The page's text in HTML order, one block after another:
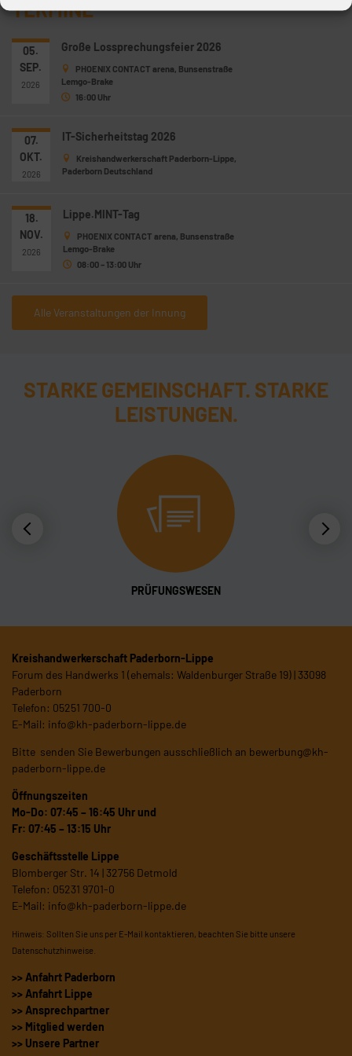
TERMINE
05.
SEP.
2026
Große Lossprechungsfeier 2026
PHOENIX CONTACT arena, Bunsenstraße
Lemgo-Brake
16:00 Uhr
07.
OKT.
2026
IT-Sicherheitstag 2026
Kreishandwerkerschaft Paderborn-Lippe,
Paderborn Deutschland
18.
NOV.
2026
Lippe.MINT-Tag
PHOENIX CONTACT arena, Bunsenstraße
Lemgo-Brake
08:00 – 13:00 Uhr
Alle Veranstaltungen der Innung
STARKE GEMEINSCHAFT. STARKE
LEISTUNGEN.
PRÜFUNGSWESEN
Kreishandwerkerschaft Paderborn-Lippe
Forum des Handwerks 1 (ehemals: Waldenburger Straße 19) | 33098
Paderborn
Telefon: 05251 700-0
E-Mail: info@kh-paderborn-lippe.de
Bitte senden Sie Bewerbungen ausschließlich an bewerbung@kh-
paderborn-lippe.de
Öffnungszeiten
Mo-Do: 07:45 – 16:45 Uhr und
Fr: 07:45 – 13:15 Uhr
Geschäftsstelle Lippe
Blomberger Str. 14 | 32756 Detmold
Telefon: 05231 9701-0
E-Mail: info@kh-paderborn-lippe.de
Hinweis: Sollten Sie uns per E-Mail kontaktieren, beachten Sie bitte unsere
Datenschutzhinweise
>> Anfahrt Paderborn
>> Anfahrt Lippe
>> Ansprechpartner
>> Mitglied werden
>> Unsere Partner